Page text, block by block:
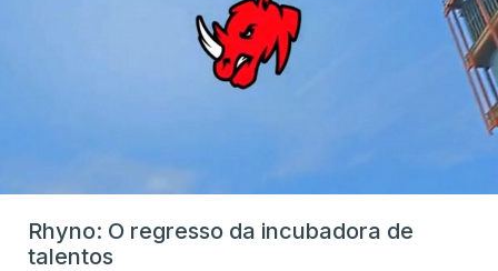
Rhyno: O regresso da incubadora de
talentos